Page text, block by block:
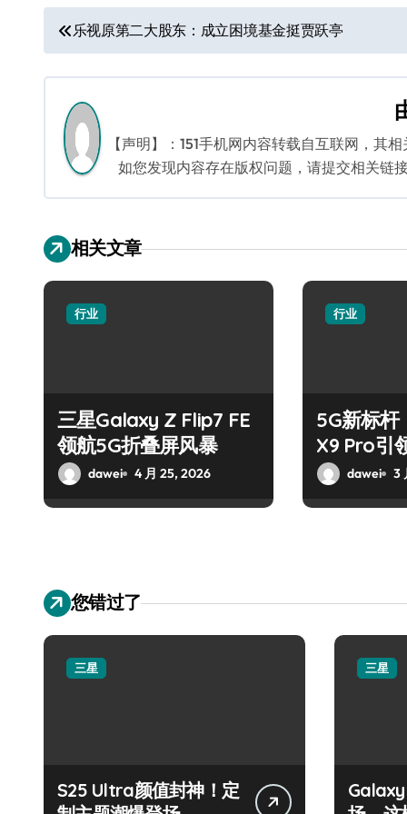
文
章
导
航
乐视原第二大股东：成立困境基金挺贾跃亭
【声明】：151手机网内容转载自互联网，其
如您发现内容存在版权问题，请提交相关链
相关文章
行业
三星Galaxy Z Flip7 FE
领航5G折叠屏风暴
dawei 4 月 25, 2026
行业
5G新标杆
X9 Pro引
潮
dawei 3
您错过了
三星
S25 Ultra颜值封神！定
三星